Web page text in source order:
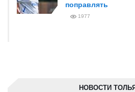
поправлять
1977
НОВОСТИ